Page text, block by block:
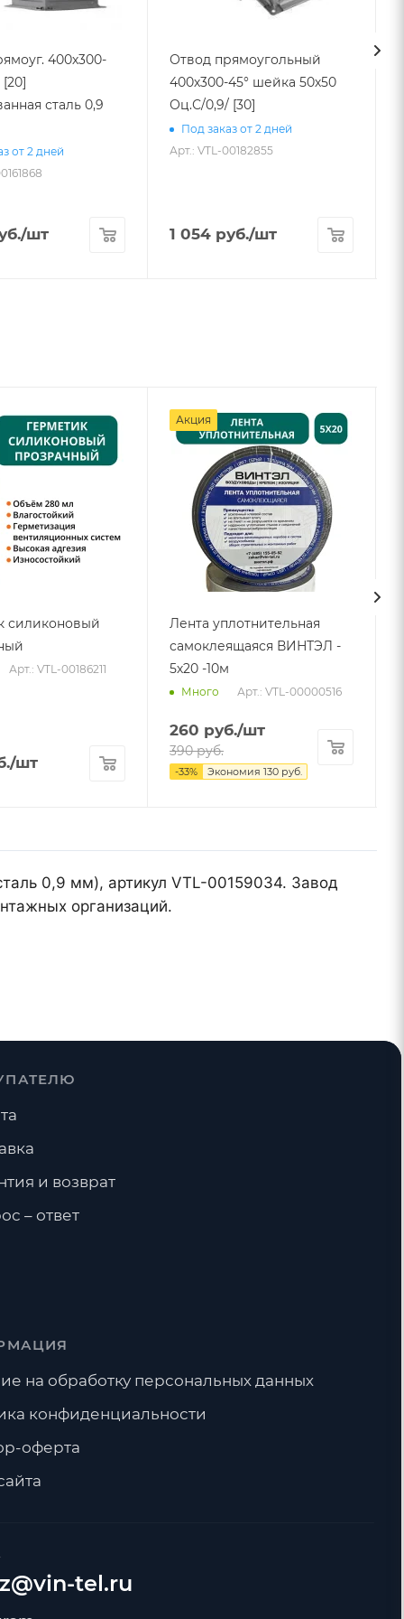
400х300-
[20]
сталь 0,9
от 2 дней
/шт
Отвод прямоугольный
400х300-45° шейка 50х50
Оц.С/0,9/ [30]
Под заказ от 2 дней
Арт.: VTL-00182855
1 054 руб./шт
силиконовый
Арт.: VTL-00186211
/шт
Акция
Лента уплотнительная
самоклеящаяся ВИНТЭЛ -
5х20 -10м
Много Арт.: VTL-00000516
260 руб./шт
390руб.
-33% Экономия 130 руб.
0,9 мм), артикул VTL-00159034. Завод
организаций.
tel.ru
и возврат
– ответ
на обработку персональных данных
конфиденциальности
оферта